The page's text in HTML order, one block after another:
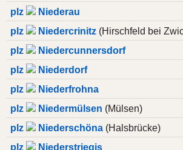
plz
Niederau
plz
Niedercrinitz (Hirschfeld bei
plz
Niedercunnersdorf
plz
Niederdorf
plz
Niederfrohna
plz
Niedermülsen (Mülsen)
plz
Niederschöna (Halsbrücke)
plz
Niederstriegis